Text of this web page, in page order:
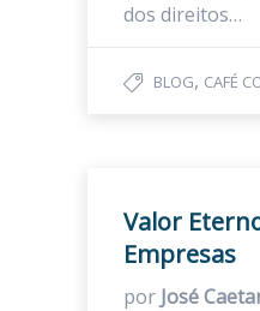
dos direitos…
BLOG, CAFÉ
Valor
Empresas
por José